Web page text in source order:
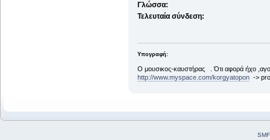
Γλώσσα:
Τελευταία σύνδεση:
Υπογραφή:
Ο μουσικος-καυστήρας . Ότι αφορά ήχο
http://www.myspace.com/korgyatopon->